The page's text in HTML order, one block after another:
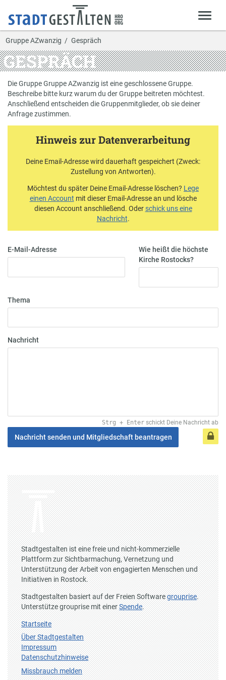
Gruppe AZwanzig Gespräch
GESPRÄCH
Die Gruppe Gruppe AZwanzig ist eine geschlossene Gruppe.
Beschreibe bitte kurz warum du der Gruppe beitreten möchtest.
Anschließend entscheiden die Gruppenmitglieder, ob sie deiner
Anfrage zustimmen.
Hinweis zur Datenverarbeitung
Deine Email-Adresse wird dauerhaft gespeichert (Zweck:
Zustellung von Antworten).
Möchtest du später Deine Email-Adresse löschen? Lege
einen Account mit dieser Email-Adresse an und lösche
diesen Account anschließend. Oderschick uns eine
Nachricht.
E-Mail-Adresse
Wie heißt die höchste
Kirche Rostocks?
Thema
Nachricht
Strg + Enter schickt Deine Nachricht ab
Nachricht senden und Mitgliedschaft beantragen
Stadtgestalten ist eine freie und nicht-kommerzielle
Plattform zur Sichtbarmachung, Vernetzung und
Unterstützung der Arbeit von engagierten Menschen und
Initiativen in Rostock.
Stadtgestalten basiert auf der Freien Softwaregrouprise.
Unterstütze grouprise mit einerSpende.
Startseite
Über Stadtgestalten
Impressum
Datenschutzhinweise
Missbrauch melden